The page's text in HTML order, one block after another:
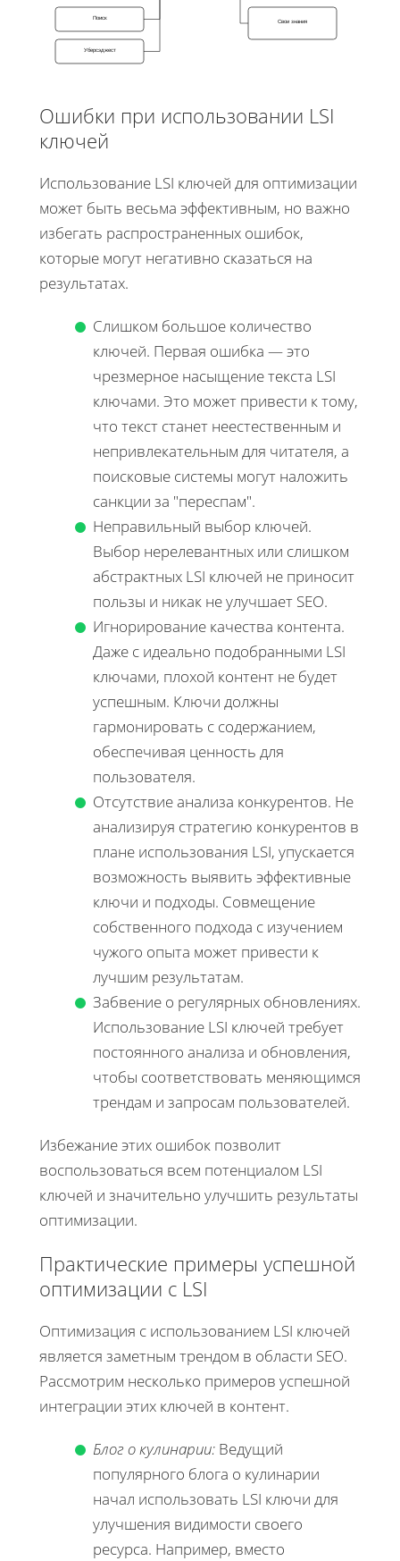
Поиск
Уберсэджест
Свои знания
Ошибки при использовании LSI
ключей
Использование LSI ключей для оптимизации
может быть весьма эффективным, но важно
избегать распространенных ошибок,
которые могут негативно сказаться на
результатах.
Слишком большое количество
ключей. Первая ошибка — это
чрезмерное насыщение текста LSI
ключами. Это может привести к тому,
что текст станет неестественным и
непривлекательным для читателя, а
поисковые системы могут наложить
санкции за "переспам".
Неправильный выбор ключей.
Выбор нерелевантных или слишком
абстрактных LSI ключей не приносит
пользы и никак не улучшает SEO.
Игнорирование качества контента.
Даже с идеально подобранными LSI
ключами, плохой контент не будет
успешным. Ключи должны
гармонировать с содержанием,
обеспечивая ценность для
пользователя.
Отсутствие анализа конкурентов. Не
анализируя стратегию конкурентов в
плане использования LSI, упускается
возможность выявить эффективные
ключи и подходы. Совмещение
собственного подхода с изучением
чужого опыта может привести к
лучшим результатам.
Забвение о регулярных обновлениях.
Использование LSI ключей требует
постоянного анализа и обновления,
чтобы соответствовать меняющимся
трендам и запросам пользователей.
Избежание этих ошибок позволит
воспользоваться всем потенциалом LSI
ключей и значительно улучшить результаты
оптимизации.
Практические примеры успешной
оптимизации с LSI
Оптимизация с использованием LSI ключей
является заметным трендом в области SEO.
Рассмотрим несколько примеров успешной
интеграции этих ключей в контент.
Блог о кулинарии: Ведущий
популярного блога о кулинарии
начал использовать LSI ключи для
улучшения видимости своего
ресурса. Например, вместо